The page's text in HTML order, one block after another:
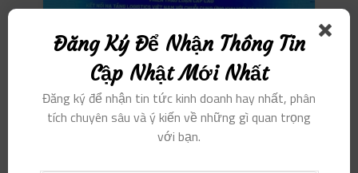
kết nối các khu vực với chủ đề “Tái cấu trúc
Đăng Ký Để Nhận Thông Tin
Cập Nhật Mới Nhất
Đăng ký để nhận tin tức kinh doanh hay nhất, phân
tích chuyên sâu và ý kiến ​​về những gì quan trọng
với bạn.